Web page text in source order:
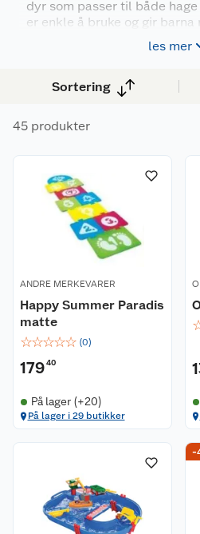
dyr som passer til både
er enkle å bruke og gir
ned, utforske og være
små og store løsninger
les mer
Sortering
45 produkter
ANDRE MERKEVARER
Happy Summer Paradis
matte
☆☆☆☆☆ (0)
17940
På lager (+20)
På lager i 29 butikker
-